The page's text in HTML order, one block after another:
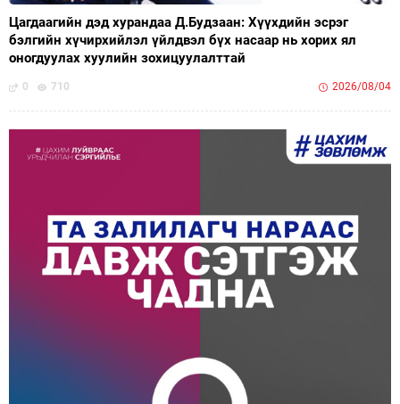
Цагдаагийн дэд хурандаа Д.Будзаан: Хүүхдийн эсрэг
бэлгийн хүчирхийлэл үйлдвэл бүх насаар нь хорих ял
оногдуулах хуулийн зохицуулалттай
0 710 2026/08/04